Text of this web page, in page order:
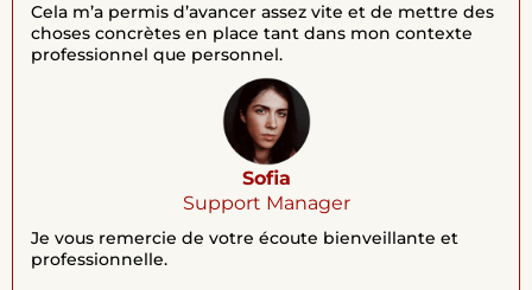
Cela m’a permis d’avancer assez vite et de mettre des
choses concrètes en place tant dans mon contexte
professionnel que personnel.
Sofia
Support Manager
Je vous remercie de votre écoute bienveillante et
professionnelle.